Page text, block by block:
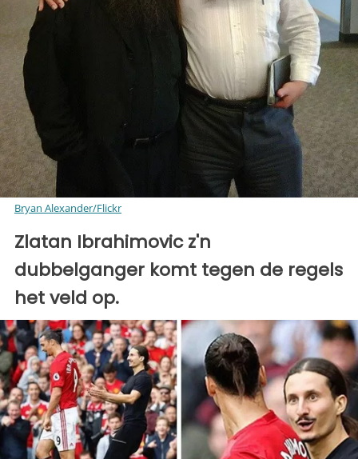
Bryan Alexander/Flickr
Zlatan Ibrahimovic z'n
dubbelganger komt tegen de regels
het veld op.